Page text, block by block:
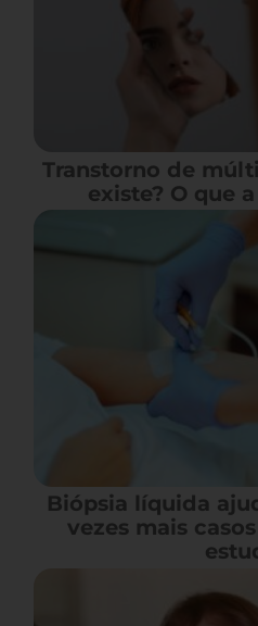
Transtorno de
existe? O que
Biópsia líquida
vezes mais